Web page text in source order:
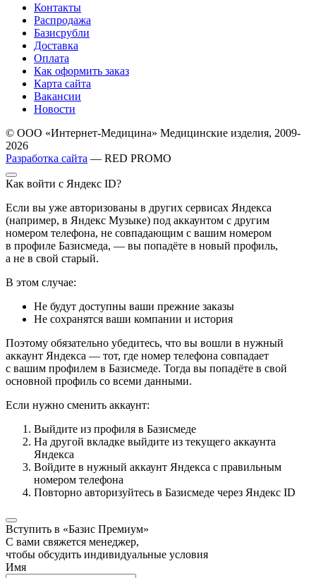
Контакты
Распродажа
Базисрубли
Доставка
Оплата
Как оформить заказ
Карта сайта
Вакансии
Новости
© ООО «Интернет-Медицина» Медицинские изделия, 2009-
2026
Разработка сайта — RED PROMO
Как войти с Яндекс ID?
Если вы уже авторизованы в других сервисах Яндекса
(например, в Яндекс Музыке) под аккаунтом с другим
номером телефона, не совпадающим с вашим номером
в профиле Базисмеда, — вы попадёте в новый профиль,
а не в свой старый.
В этом случае:
Не будут доступны ваши прежние заказы
Не сохранятся ваши компании и история
Поэтому обязательно убедитесь, что вы вошли в нужный
аккаунт Яндекса — тот, где номер телефона совпадает
с вашим профилем в Базисмеде. Тогда вы попадёте в свой
основной профиль со всеми данными.
Если нужно сменить аккаунт:
Выйдите из профиля в Базисмеде
На другой вкладке выйдите из текущего аккаунта
Яндекса
Войдите в нужный аккаунт Яндекса с правильным
номером телефона
Повторно авторизуйтесь в Базисмеде через Яндекс ID
Вступить в «Базис Премиум»
С вами свяжется менеджер,
чтобы обсудить индивидуальные условия
Имя